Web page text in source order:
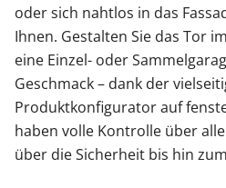
oder sich nahtlos in das
Ihnen. Gestalten Sie das Tor
eine Einzel- oder
Geschmack – dank der
Produktkonfigurator auf
haben volle Kontrolle über
über die Sicherheit bis hin